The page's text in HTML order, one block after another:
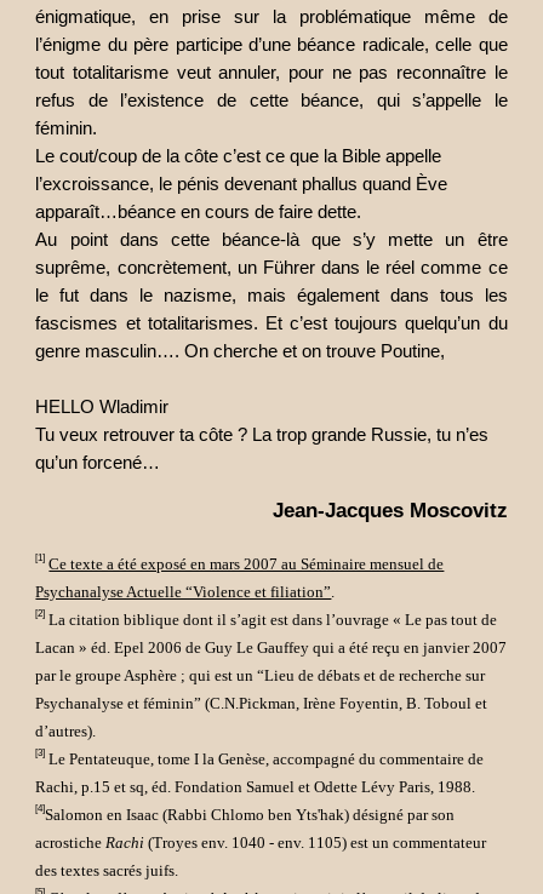
énigmatique, en prise sur la problématique même de
l’énigme du père participe d’une béance radicale, celle que
tout totalitarisme veut annuler, pour ne pas reconnaître le
refus de l’existence de cette béance, qui s’appelle le
féminin.
Le cout/coup de la côte c’est ce que la Bible appelle
l’excroissance, le pénis devenant phallus quand Ève
apparaît…béance en cours de faire dette.
Au point dans cette béance-là que s’y mette un être
suprême, concrètement, un Führer dans le réel comme ce
le fut dans le nazisme, mais également dans tous les
fascismes et totalitarismes. Et c’est toujours quelqu’un du
genre masculin…. On cherche et on trouve Poutine,
HELLO Wladimir
Tu veux retrouver ta côte ? La trop grande Russie, tu n’es
qu’un forcené…
Jean-Jacques Moscovitz
[1] Ce texte a été exposé en mars 2007 au Séminaire mensuel de
Psychanalyse Actuelle “Violence et filiation”.
[2] La citation biblique dont il s’agit est dans l’ouvrage « Le pas tout de
Lacan » éd. Epel 2006 de Guy Le Gauffey qui a été reçu en janvier 2007
par le groupe Asphère ; qui est un “Lieu de débats et de recherche sur
Psychanalyse et féminin” (C.N.Pickman, Irène Foyentin, B. Toboul et
d’autres).
[3] Le Pentateuque, tome I la Genèse, accompagné du commentaire de
Rachi, p.15 et sq, éd. Fondation Samuel et Odette Lévy Paris, 1988.
[4]Salomon en Isaac (Rabbi Chlomo ben Yts'hak) désigné par son
acrosticheRachi (Troyes env. 1040 - env. 1105) est un commentateur
des textes sacrés juifs.